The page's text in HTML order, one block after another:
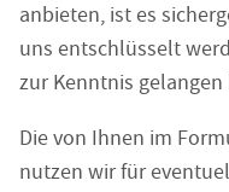
anbieten, ist es
uns entschlüsselt
zur Kenntnis
Die von Ihnen im
nutzen wir für